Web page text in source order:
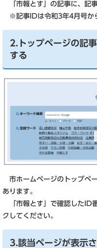
「市報とす」の記事に、記
※記事IDは令和3年4月号か
2.トップページの記
する
市ホームページのトップペ
あります。
「市報とす」で確認したID
クしてください。
3.該当ページが表示